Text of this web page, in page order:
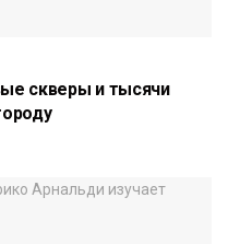
скверы и тысячи